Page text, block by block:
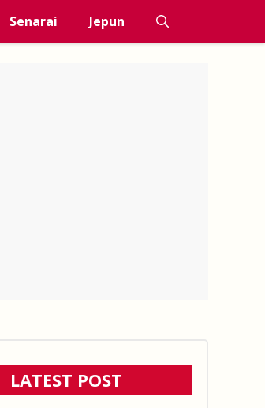
Senarai Jepun
LATEST POST